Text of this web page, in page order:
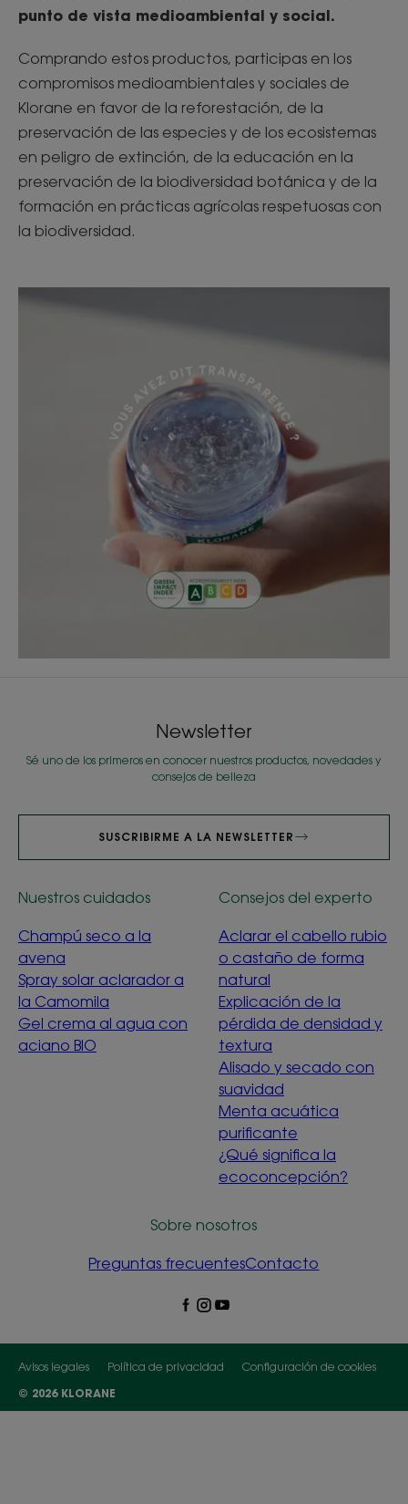
punto de vista medioambiental y social.
Comprando estos productos, participas en los
compromisos medioambientales y sociales de
Klorane en favor de la reforestación, de la
preservación de las especies y de los ecosistemas
en peligro de extinción, de la educación en la
preservación de la biodiversidad botánica y de la
formación en prácticas agrícolas respetuosas con
la biodiversidad.
Newsletter
Sé uno de los primeros en conocer nuestros productos, novedades y
consejos de belleza
SUSCRIBIRME A LA NEWSLETTER
Nuestros cuidados
Champú seco a la
avena
Spray solar aclarador a
la Camomila
Gel crema al agua con
aciano BIO
Consejos del experto
Aclarar el cabello rubio
o castaño de forma
natural
Explicación de la
pérdida de densidad y
textura
Alisado y secado con
suavidad
Menta acuática
purificante
¿Qué significa la
ecoconcepción?
Sobre nosotros
Preguntas frecuentesContacto
Avisos legales Política de privacidad
Configuración de cookies
© 2026 KLORANE